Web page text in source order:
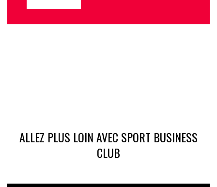
ALLEZ PLUS LOIN AVEC SPORT BUSINESS
CLUB